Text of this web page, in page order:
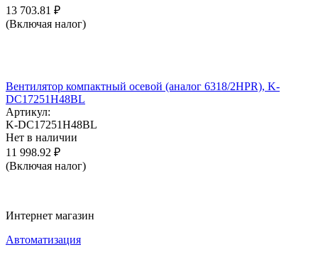
13 703.81 ₽
(Включая налог)
Вентилятор компактный осевой (аналог 6318/2HPR), K-
DC17251H48BL
Артикул:
K-DC17251H48BL
Нет в наличии
11 998.92 ₽
(Включая налог)
Интернет магазин
Автоматизация